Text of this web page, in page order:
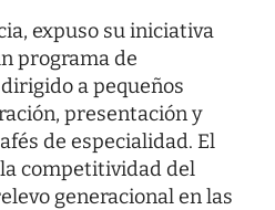
expuso su iniciativa
programa de
a pequeños
presentación y
de especialidad. El
competitividad del
generacional en las